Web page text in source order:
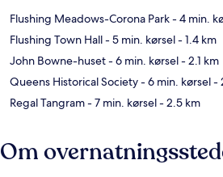
Flushing Meadows-Corona Park- 4 min.
Flushing Town Hall- 5 min. kørsel- 1.4 km
John Bowne-huset- 6 min. kørsel- 2.1 km
Queens Historical Society- 6 min. kørsel-
Regal Tangram- 7 min. kørsel- 2.5 km
Om